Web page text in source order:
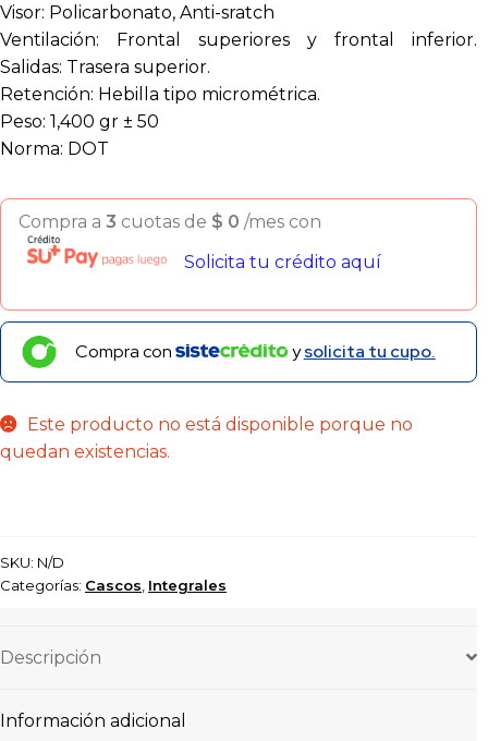
Visor: Policarbonato, Anti-sratch
Ventilación: Frontal superiores y frontal inferior.
Salidas: Trasera superior.
Retención: Hebilla tipo micrométrica.
Peso: 1,400 gr ± 50
Norma: DOT
Compra a 3 cuotas de $ 0 /mes con
Solicita tu crédito aquí
Compra con ysolicita tu cupo.
Este producto no está disponible porque no
quedan existencias.
SKU: N/D
Categorías: Cascos Integrales
Descripción
Información adicional